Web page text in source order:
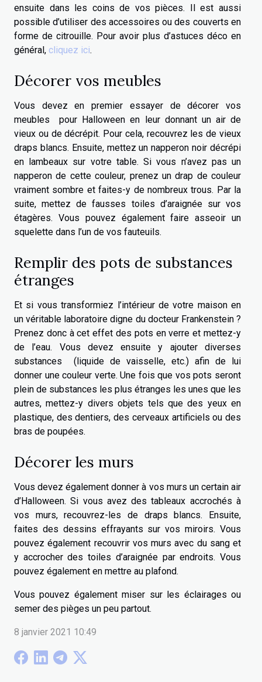
ensuite dans les coins de vos pièces. Il est aussi
possible d’utiliser des accessoires ou des couverts en
forme de citrouille. Pour avoir plus d’astuces déco en
général, cliquez ici.
Décorer vos meubles
Vous devez en premier essayer de décorer vos
meubles pour Halloween en leur donnant un air de
vieux ou de décrépit. Pour cela, recouvrez les de vieux
draps blancs. Ensuite, mettez un napperon noir décrépi
en lambeaux sur votre table. Si vous n’avez pas un
napperon de cette couleur, prenez un drap de couleur
vraiment sombre et faites-y de nombreux trous. Par la
suite, mettez de fausses toiles d’araignée sur vos
étagères. Vous pouvez également faire asseoir un
squelette dans l’un de vos fauteuils.
Remplir des pots de substances
étranges
Et si vous transformiez l’intérieur de votre maison en
un véritable laboratoire digne du docteur Frankenstein ?
Prenez donc à cet effet des pots en verre et mettez-y
de l’eau. Vous devez ensuite y ajouter diverses
substances (liquide de vaisselle, etc.) afin de lui
donner une couleur verte. Une fois que vos pots seront
plein de substances les plus étranges les unes que les
autres, mettez-y divers objets tels que des yeux en
plastique, des dentiers, des cerveaux artificiels ou des
bras de poupées.
Décorer les murs
Vous devez également donner à vos murs un certain air
d’Halloween. Si vous avez des tableaux accrochés à
vos murs, recouvrez-les de draps blancs. Ensuite,
faites des dessins effrayants sur vos miroirs. Vous
pouvez également recouvrir vos murs avec du sang et
y accrocher des toiles d’araignée par endroits. Vous
pouvez également en mettre au plafond.
Vous pouvez également miser sur les éclairages ou
semer des pièges un peu partout.
8 janvier 2021 10:49